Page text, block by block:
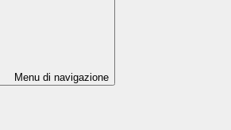
Menu di navigazione